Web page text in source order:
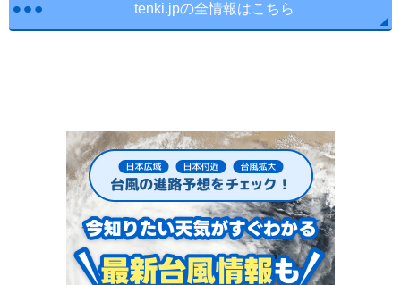
tenki.jpの全情報はこちら